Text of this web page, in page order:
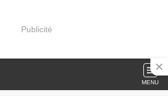
Publicité
MENU